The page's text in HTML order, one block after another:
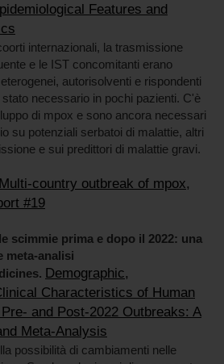
Features and
internazionali, la trasmissione
e le IST concomitanti erano
autorisolventi e rispondenti
necessario in pochi pazienti. C'è
di mpox e sono ancora necessari
su potenziali serbatoi di malattie, altri
e sui predittori di malattie gravi.
Multi-country outbreak of mpox,
#19
scimmie prima e dopo il 2022: una
meta-analisi
Demographic,
Characteristics of Human
and Post-2022 Outbreaks: A
Meta-Analysis
possibilità di cambiamenti nelle